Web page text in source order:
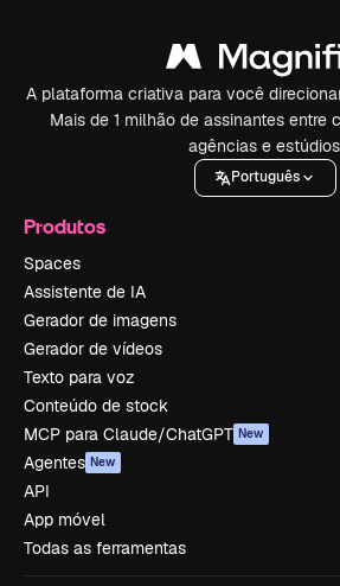
A plataforma criativa para você
Mais de 1 milhão de assinantes entre
agências e
Português
Produtos
Spaces
Assistente de IA
Gerador de imagens
Gerador de vídeos
Texto para voz
Conteúdo de stock
MCP para Claude/ChatGPT New
Agentes New
API
App móvel
Todas as ferramentas